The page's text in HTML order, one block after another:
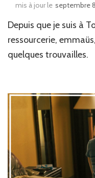
mis à jour le septembre
Depuis que je suis à
ressourcerie,
quelques trouvailles.